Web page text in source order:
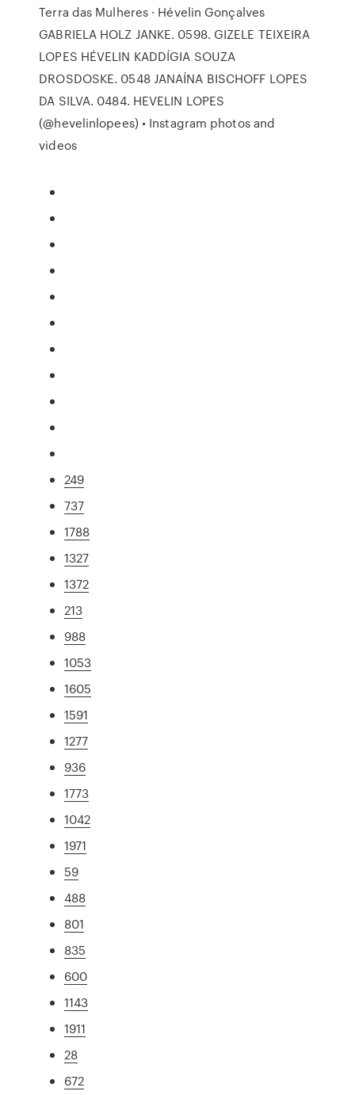
Terra das Mulheres · Hévelin Gonçalves
GABRIELA HOLZ JANKE. 0598. GIZELE TEIXEIRA
LOPES HÉVELIN KADDÍGIA SOUZA
DROSDOSKE. 0548 JANAÍNA BISCHOFF LOPES
DA SILVA. 0484. HEVELIN LOPES
(@hevelinlopees) • Instagram photos and
videos
249
737
1788
1327
1372
213
988
1053
1605
1591
1277
936
1773
1042
1971
59
488
801
835
600
1143
1911
28
672